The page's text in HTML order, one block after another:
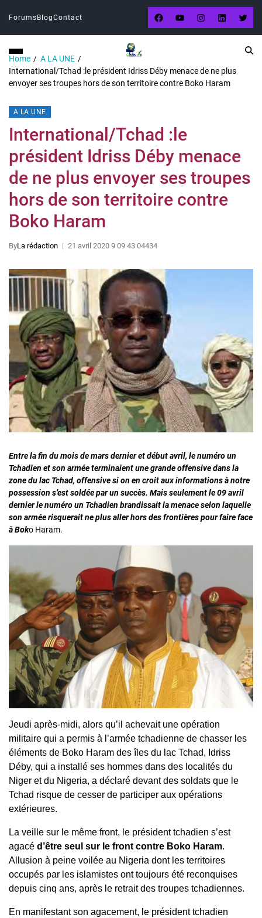
Forums BlogContact
Home
A LA UNE
International/Tchad :le président Idriss Déby menace de ne plus
envoyer ses troupes hors de son territoire contre Boko Haram
A LA UNE
International/Tchad :le
président Idriss Déby menace
de ne plus envoyer ses troupes
hors de son territoire contre
Boko Haram
ByLa rédaction 21 avril 2020 9 09 43 04434
Entre la fin du mois de mars dernier et début avril, le numéro un
Tchadien et son armée terminaient une grande offensive dans la
zone du lac Tchad, offensive si on en croit aux informations à notre
possession s’est soldée par un succès. Mais seulement le 09 avril
dernier le numéro un Tchadien brandissait la menace selon laquelle
son armée risquerait ne plus aller hors des frontières pour faire face
à Boko Haram.
Jeudi après-midi, alors qu’il achevait une opération
militaire qui a permis à l’armée tchadienne de chasser les
éléments de Boko Haram des îles du lac Tchad, Idriss
Déby, qui a installé ses hommes dans des localités du
Niger et du Nigeria, a déclaré devant des soldats que le
Tchad risque de cesser de participer aux opérations
extérieures.
La veille sur le même front, le président tchadien s’est
agacé d’être seul sur le front contre Boko Haram.
Allusion à peine voilée au Nigeria dont les territoires
occupés par les islamistes ont toujours été reconquises
depuis cinq ans, après le retrait des troupes tchadiennes.
En manifestant son agacement, le président tchadien